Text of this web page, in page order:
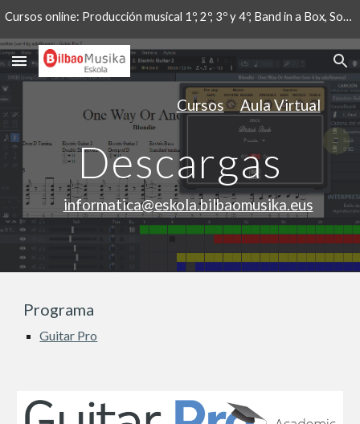
Cursos online: Producción musical 1º, 2º, 3º y 4º, Band in a Box, Software musical libre, MuseScore y Guitar Pro.
Cursos Aula Virtual
Descargas
informatica@eskola.bilbaomusika.eus
Programa
Guitar Pro